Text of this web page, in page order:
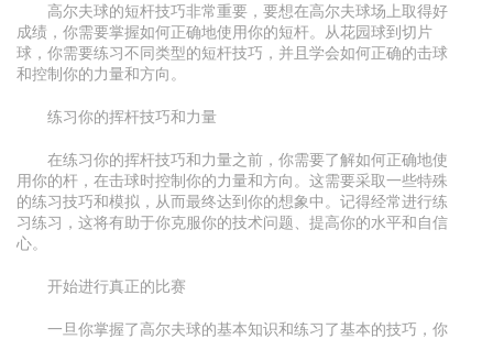
高尔夫球的短杆技巧非常重要，要想在高尔夫球场上取得好
成绩，你需要掌握如何正确地使用你的短杆。从花园球到切片
球，你需要练习不同类型的短杆技巧，并且学会如何正确的击球
和控制你的力量和方向。
练习你的挥杆技巧和力量
在练习你的挥杆技巧和力量之前，你需要了解如何正确地使
用你的杆，在击球时控制你的力量和方向。这需要采取一些特殊
的练习技巧和模拟，从而最终达到你的想象中。记得经常进行练
习练习，这将有助于你克服你的技术问题、提高你的水平和自信
心。
开始进行真正的比赛
一旦你掌握了高尔夫球的基本知识和练习了基本的技巧，你